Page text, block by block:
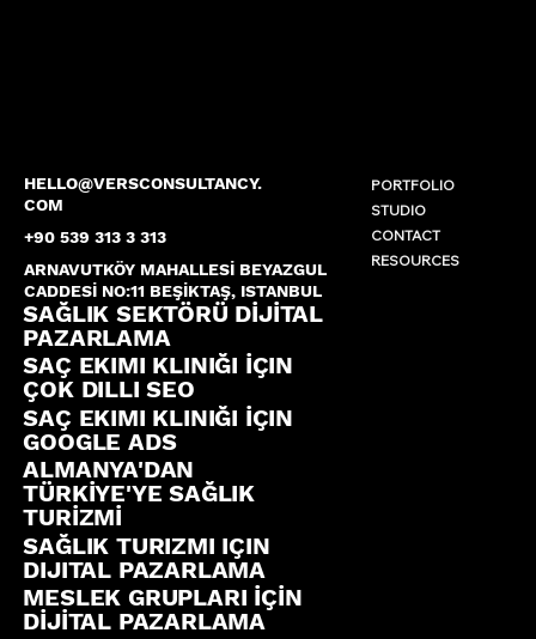
HELLO@VERSCONSULTANCY.
COM
+90 539 313 3 313
ARNAVUTKÖY MAHALLESİ BEYAZGUL
CADDESİ NO:11 BEŞİKTAŞ, ISTANBUL
SAĞLIK SEKTÖRÜ DİJİTAL
PAZARLAMA
SAÇ EKIMI KLINIĞI İÇIN
ÇOK DILLI SEO
SAÇ EKIMI KLINIĞI İÇIN
GOOGLE ADS
ALMANYA'DAN
TÜRKİYE'YE SAĞLIK
TURİZMİ
SAĞLIK TURIZMI IÇIN
DIJITAL PAZARLAMA
MESLEK GRUPLARI İÇİN
DİJİTAL PAZARLAMA
PORTFOLIO
STUDIO
CONTACT
RESOURCES